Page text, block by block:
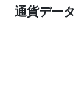
通貨データ